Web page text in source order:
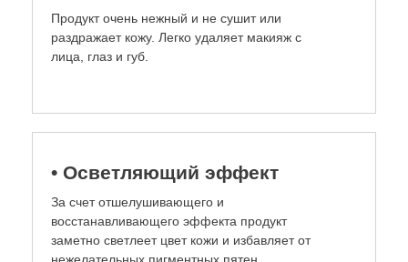
Продукт очень нежный и не сушит или
раздражает кожу. Легко удаляет макияж с
лица, глаз и губ.
• Осветляющий эффект
За счет отшелушивающего и
восстанавливающего эффекта продукт
заметно светлеет цвет кожи и избавляет от